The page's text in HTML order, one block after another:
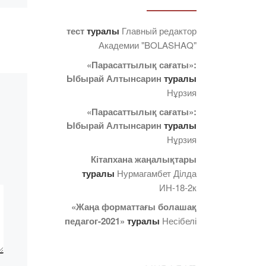
2022 жылғы 6-7 қазанда
Назарбаев
Университетінде 2022
жылғы Тіркеуші
кеңселерінің VII жыл
сайынғы кездесуі өтті.
Бұл іс-шараның
мақсаты-өзекті
мәселелерді талқылау
тесттуралы Главный редактор
Академии "BOLASHAQ"
«Парасаттылық сағаты»:
Ыбырай Алтынсарин туралы
Нұрзия
«Парасаттылық сағаты»:
Ыбырай Алтынсарин туралы
Нұрзия
Кітапхана жаңалықтары
туралы Нурмагамбет Дiлда
ИН-18-2к
«Жаңа форматтағы болашақ
педагог-2021» туралы Несібелі